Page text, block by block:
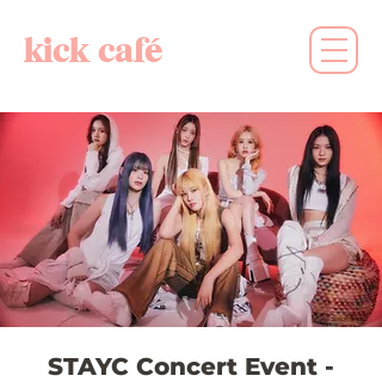
kick café
STAYC Concert Event -